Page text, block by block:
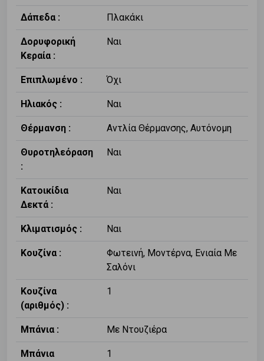
Δάπεδα : Πλακάκι
Δορυφορική
Κεραία :
Ναι
Επιπλωμένο : Όχι
Ηλιακός : Ναι
Θέρμανση : Αντλία Θέρμανσης, Αυτόνομη
Θυροτηλεόραση
:
Ναι
Κατοικίδια
Δεκτά :
Ναι
Κλιματισμός : Ναι
Κουζίνα :
Φωτεινή, Μοντέρνα, Ενιαία Με
Σαλόνι
Κουζίνα
(αριθμός) :
1
Μπάνια : Με Ντουζιέρα
Μπάνια
1